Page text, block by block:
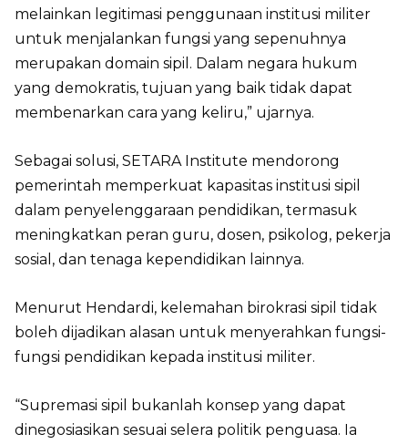
melainkan legitimasi penggunaan institusi militer
untuk menjalankan fungsi yang sepenuhnya
merupakan domain sipil. Dalam negara hukum
yang demokratis, tujuan yang baik tidak dapat
membenarkan cara yang keliru,” ujarnya.
Sebagai solusi, SETARA Institute mendorong
pemerintah memperkuat kapasitas institusi sipil
dalam penyelenggaraan pendidikan, termasuk
meningkatkan peran guru, dosen, psikolog, pekerja
sosial, dan tenaga kependidikan lainnya.
Menurut Hendardi, kelemahan birokrasi sipil tidak
boleh dijadikan alasan untuk menyerahkan fungsi-
fungsi pendidikan kepada institusi militer.
“Supremasi sipil bukanlah konsep yang dapat
dinegosiasikan sesuai selera politik penguasa. Ia